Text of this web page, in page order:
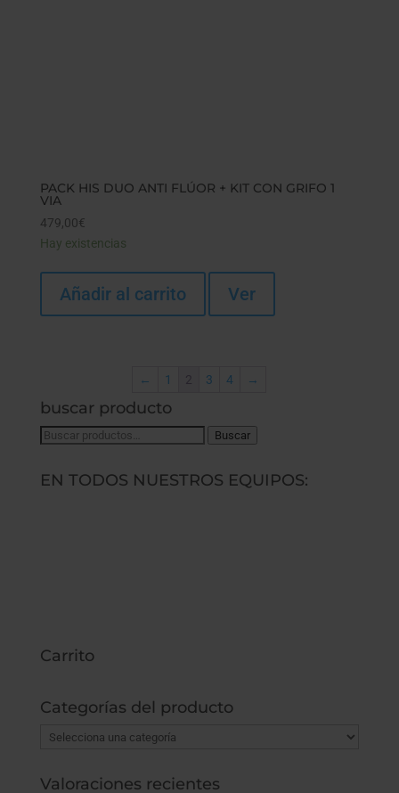
PACK HIS DUO ANTI FLÚOR + KIT CON GRIFO 1
VIA
479,00€
Hay existencias
Añadir al carrito Ver
← 1 2 3 4 →
buscar producto
Buscar
Buscar
EN TODOS NUESTROS EQUIPOS:
Carrito
Categorías del producto
Valoraciones recientes